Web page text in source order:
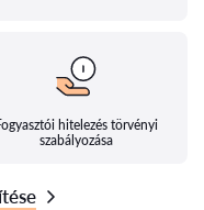
hitelezés törvényi
szabályozása